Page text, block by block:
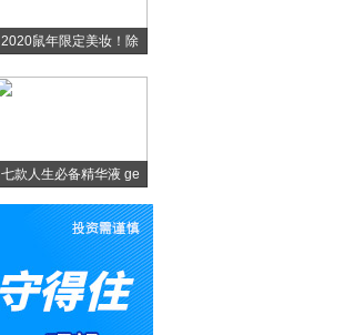
2020鼠年限定美妆！除
七款人生必备精华液 ge